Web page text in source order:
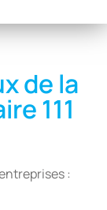
de la
111
: